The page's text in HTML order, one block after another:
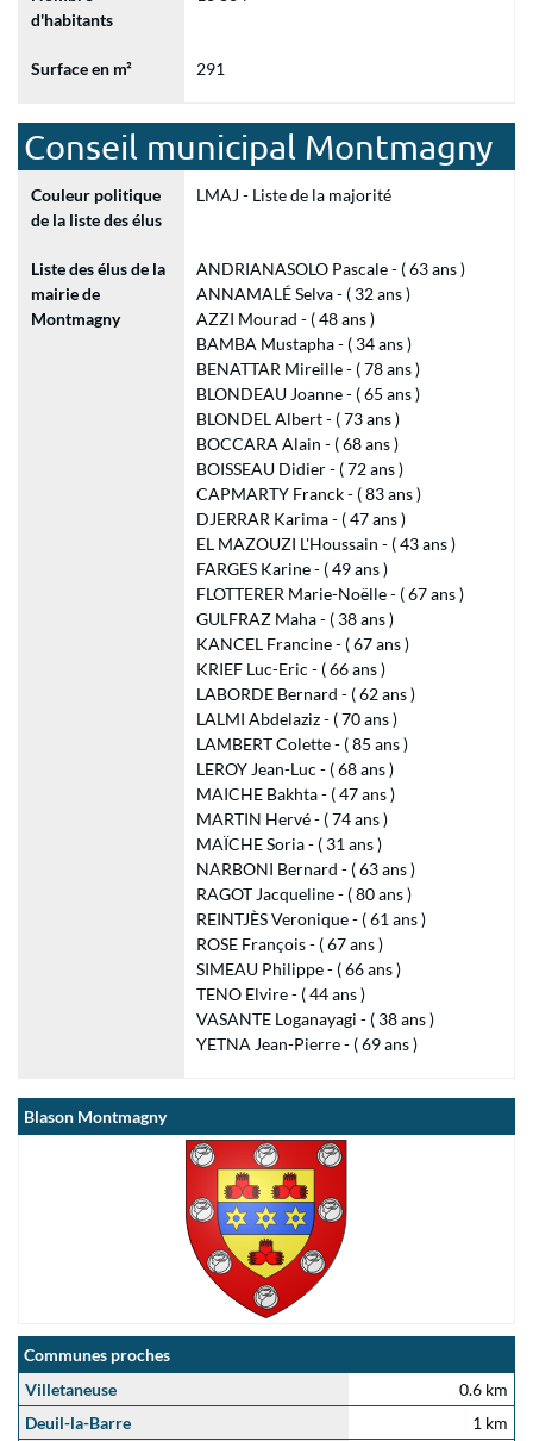
d'habitants
Surface en m² 291
Conseil municipal Montmagny
Couleur politique
de la liste des élus
LMAJ - Liste de la majorité
Liste des élus de la
mairie de
Montmagny
ANDRIANASOLO Pascale - ( 63 ans )
ANNAMALÉ Selva - ( 32 ans )
AZZI Mourad - ( 48 ans )
BAMBA Mustapha - ( 34 ans )
BENATTAR Mireille - ( 78 ans )
BLONDEAU Joanne - ( 65 ans )
BLONDEL Albert - ( 73 ans )
BOCCARA Alain - ( 68 ans )
BOISSEAU Didier - ( 72 ans )
CAPMARTY Franck - ( 83 ans )
DJERRAR Karima - ( 47 ans )
EL MAZOUZI L'Houssain - ( 43 ans )
FARGES Karine - ( 49 ans )
FLOTTERER Marie-Noëlle - ( 67 ans )
GULFRAZ Maha - ( 38 ans )
KANCEL Francine - ( 67 ans )
KRIEF Luc-Eric - ( 66 ans )
LABORDE Bernard - ( 62 ans )
LALMI Abdelaziz - ( 70 ans )
LAMBERT Colette - ( 85 ans )
LEROY Jean-Luc - ( 68 ans )
MAICHE Bakhta - ( 47 ans )
MARTIN Hervé - ( 74 ans )
MAÏCHE Soria - ( 31 ans )
NARBONI Bernard - ( 63 ans )
RAGOT Jacqueline - ( 80 ans )
REINTJÈS Veronique - ( 61 ans )
ROSE François - ( 67 ans )
SIMEAU Philippe - ( 66 ans )
TENO Elvire - ( 44 ans )
VASANTE Loganayagi - ( 38 ans )
YETNA Jean-Pierre - ( 69 ans )
Blason Montmagny
Communes proches
Villetaneuse
0.6 km
Deuil-la-Barre
1 km